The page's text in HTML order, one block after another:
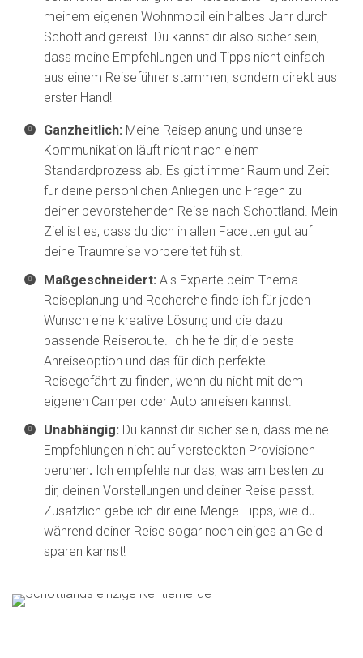
meinem eigenen Wohnmobil ein halbes Jahr durch
Schottland gereist. Du kannst dir also sicher sein,
dass meine Empfehlungen und Tipps nicht einfach
aus einem Reiseführer stammen, sondern direkt aus
erster Hand!
Ganzheitlich: Meine Reiseplanung und unsere
Kommunikation läuft nicht nach einem
Standardprozess ab. Es gibt immer Raum und Zeit
für deine persönlichen Anliegen und Fragen zu
deiner bevorstehenden Reise nach Schottland. Mein
Ziel ist es, dass du dich in allen Facetten gut auf
deine Traumreise vorbereitet fühlst.
Maßgeschneidert: Als Experte beim Thema
Reiseplanung und Recherche finde ich für jeden
Wunsch eine kreative Lösung und die dazu
passende Reiseroute. Ich helfe dir, die beste
Anreiseoption und das für dich perfekte
Reisegefährt zu finden, wenn du nicht mit dem
eigenen Camper oder Auto anreisen kannst.
Unabhängig: Du kannst dir sicher sein, dass meine
Empfehlungen nicht auf versteckten Provisionen
beruhen. Ich empfehle nur das, was am besten zu
dir, deinen Vorstellungen und deiner Reise passt.
Zusätzlich gebe ich dir eine Menge Tipps, wie du
während deiner Reise sogar noch einiges an Geld
sparen kannst!